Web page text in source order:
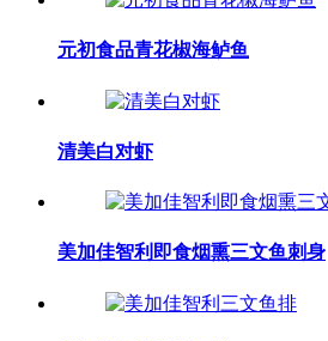
元初食品青花椒海鲈鱼
清美白对虾
美加佳智利即食烟熏三文鱼刺身